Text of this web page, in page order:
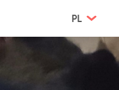
PL